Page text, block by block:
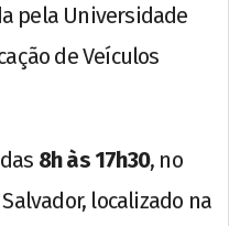
pela Universidade
de Veículos
8h às 17h30, no
localizado na